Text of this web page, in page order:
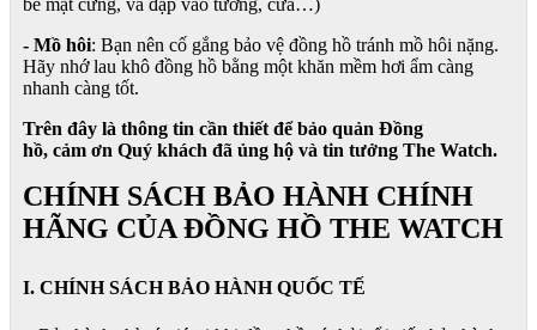
bề mặt cứng, va đập vào tường, cửa…)
- Mồ hôi: Bạn nên cố gắng bảo vệ đồng hồ tránh mồ hôi nặng.
Hãy nhớ lau khô đồng hồ bằng một khăn mềm hơi ẩm càng
nhanh càng tốt.
Trên đây là thông tin cần thiết để bảo quản Đồng
hồ, cảm ơn Quý khách đã ủng hộ và tin tưởng The Watch.
CHÍNH SÁCH BẢO HÀNH CHÍNH
HÃNG CỦA ĐỒNG HỒ THE WATCH
I. CHÍNH SÁCH BẢO HÀNH QUỐC TẾ